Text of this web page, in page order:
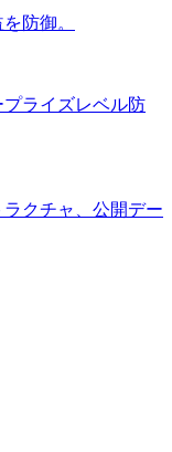
防御。
ライズレベル防
クチャ、公開デー